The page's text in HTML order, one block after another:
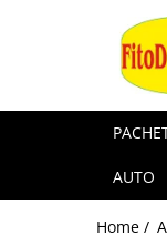
AUTO
Home /